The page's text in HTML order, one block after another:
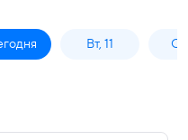
Вт, 11